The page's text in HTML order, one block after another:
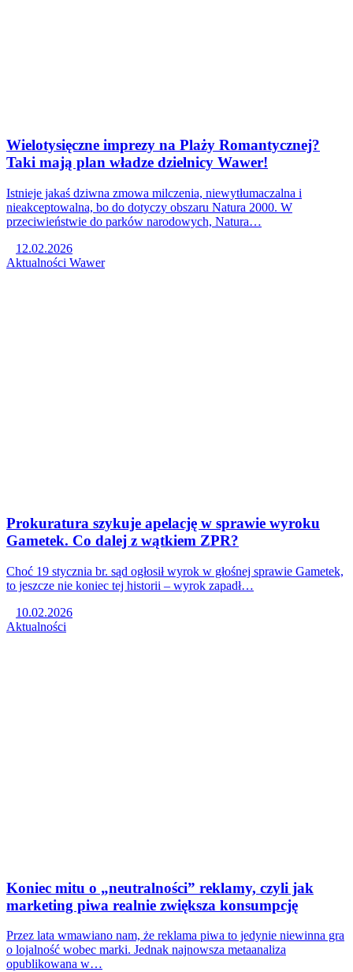
Wielotysięczne imprezy na Plaży Romantycznej?
Taki mają plan władze dzielnicy Wawer!
Istnieje jakaś dziwna zmowa milczenia, niewytłumaczalna i
nieakceptowalna, bo do dotyczy obszaru Natura 2000. W
przeciwieństwie do parków narodowych, Natura…
12.02.2026
Aktualności Wawer
Prokuratura szykuje apelację w sprawie wyroku
Gametek. Co dalej z wątkiem ZPR?
Choć 19 stycznia br. sąd ogłosił wyrok w głośnej sprawie Gametek,
to jeszcze nie koniec tej historii – wyrok zapadł…
10.02.2026
Aktualności
Koniec mitu o „neutralności” reklamy, czyli jak
marketing piwa realnie zwiększa konsumpcję
Przez lata wmawiano nam, że reklama piwa to jedynie niewinna gra
o lojalność wobec marki. Jednak najnowsza metaanaliza
opublikowana w…